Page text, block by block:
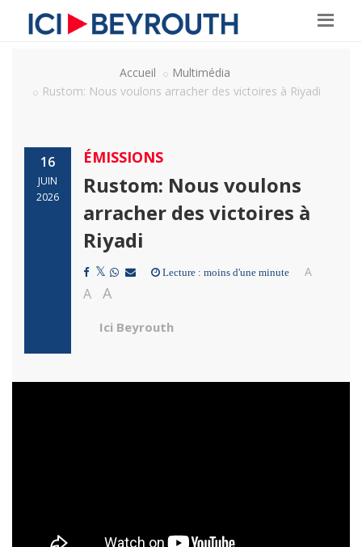
Accueil
Multimédia
Rustom: Nous voulons arracher des victoires à Riyadi
16
JUIN
2026
ÉMISSIONS
Rustom: Nous voulons
arracher des victoires à
Riyadi
Lecture : moins d'une minute A
A A
Ici Beyrouth